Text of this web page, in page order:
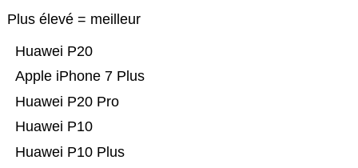
Plus élevé = meilleur
Huawei P10 Plus
Huawei P10
Huawei P20 Pro
Apple iPhone 7 Plus
Huawei P20